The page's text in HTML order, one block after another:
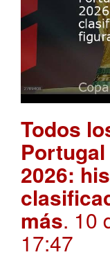
Todos
2026:
más. 10
17:47